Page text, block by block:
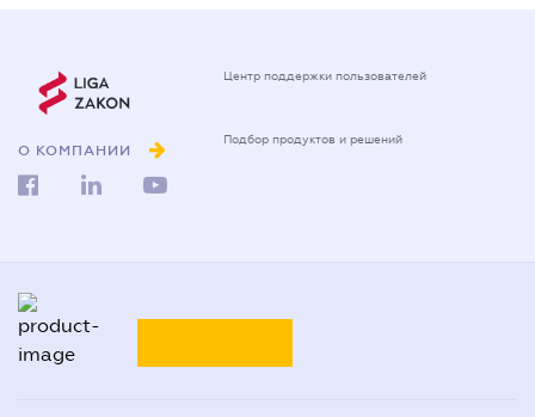
О КОМПАНИИ
Центр поддержки пользователей
Подбор продуктов и решений